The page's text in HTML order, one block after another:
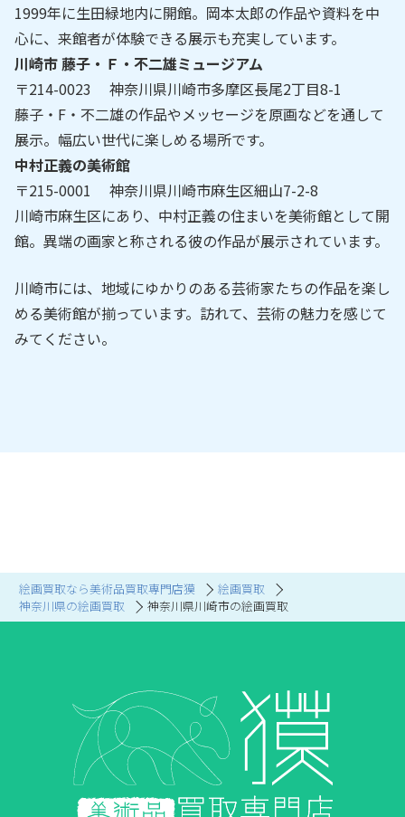
絵画買取なら美術品買取専門店獏
絵画買取
神奈川県の絵画買取
神奈川県川崎市の絵画買取
1999年に生田緑地内に開館。岡本太郎の作品や資料を中
心に、来館者が体験できる展示も充実しています。
川崎市 藤子・Ｆ・不二雄ミュージアム
〒214-0023 神奈川県川崎市多摩区長尾2丁目8-1
藤子・F・不二雄の作品やメッセージを原画などを通して
展示。幅広い世代に楽しめる場所です。
中村正義の美術館
〒215-0001 神奈川県川崎市麻生区細山7-2-8
川崎市麻生区にあり、中村正義の住まいを美術館として開
館。異端の画家と称される彼の作品が展示されています。
川崎市には、地域にゆかりのある芸術家たちの作品を楽し
める美術館が揃っています。訪れて、芸術の魅力を感じて
みてください。